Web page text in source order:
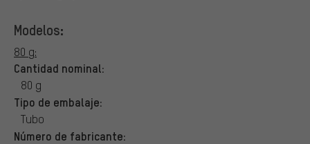
Modelos:
80 g:
Cantidad nominal:
80 g
Tipo de embalaje:
Tubo
Número de fabricante: